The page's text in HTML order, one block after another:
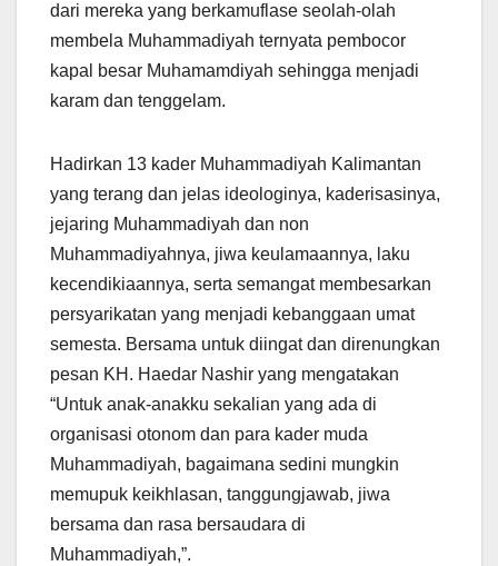
dari mereka yang berkamuflase seolah-olah
membela Muhammadiyah ternyata pembocor
kapal besar Muhamamdiyah sehingga menjadi
karam dan tenggelam.
Hadirkan 13 kader Muhammadiyah Kalimantan
yang terang dan jelas ideologinya, kaderisasinya,
jejaring Muhammadiyah dan non
Muhammadiyahnya, jiwa keulamaannya, laku
kecendikiaannya, serta semangat membesarkan
persyarikatan yang menjadi kebanggaan umat
semesta. Bersama untuk diingat dan direnungkan
pesan KH. Haedar Nashir yang mengatakan
“Untuk anak-anakku sekalian yang ada di
organisasi otonom dan para kader muda
Muhammadiyah, bagaimana sedini mungkin
memupuk keikhlasan, tanggungjawab, jiwa
bersama dan rasa bersaudara di
Muhammadiyah,”.